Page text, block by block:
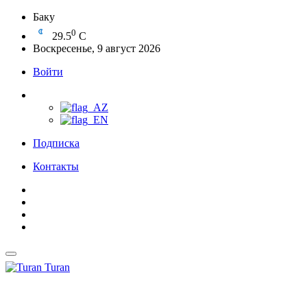
Баку
29.50 C
Воскресенье, 9 август 2026
Войти
Подписка
Контакты
Turan